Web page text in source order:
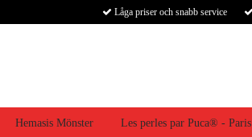
Låga priser och snabb service
Hemasis Mönster Les perles par Puca® - Paris